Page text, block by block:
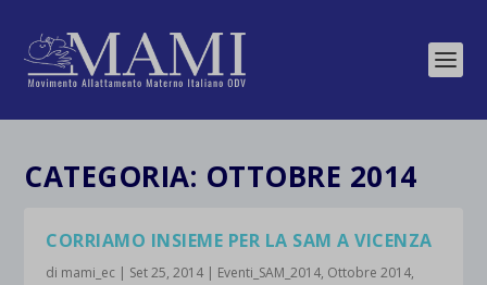
CATEGORIA: OTTOBRE 2014
CORRIAMO INSIEME PER LA SAM A VICENZA
di mami_ec | Set 25, 2014 | Eventi_SAM_2014, Ottobre 2014,